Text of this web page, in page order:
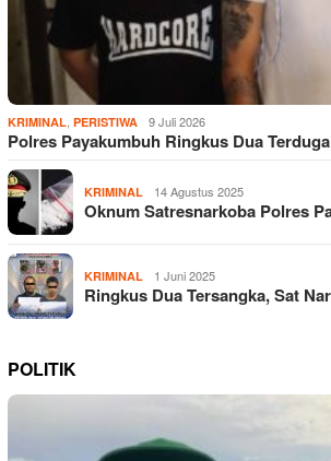
KRIMINAL, PERISTIWA 9 Juli 2026
Polres Payakumbuh Ringkus Dua
KRIMINAL 14 Agustus 2025
Oknum Satresnarkoba Polres
KRIMINAL 1 Juni 2025
Ringkus Dua Tersangka, Sat
POLITIK